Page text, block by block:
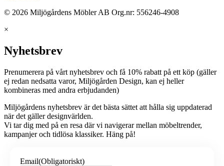
© 2026 Miljögårdens Möbler AB Org.nr: 556246-4908
×
Nyhetsbrev
Prenumerera på vårt nyhetsbrev och få 10% rabatt på ett köp (gäller
ej redan nedsatta varor, Miljögården Design, kan ej heller
kombineras med andra erbjudanden)
Miljögårdens nyhetsbrev är det bästa sättet att hålla sig uppdaterad
när det gäller designvärlden.
Vi tar dig med på en resa där vi navigerar mellan möbeltrender,
kampanjer och tidlösa klassiker. Häng på!
Email(Obligatoriskt)